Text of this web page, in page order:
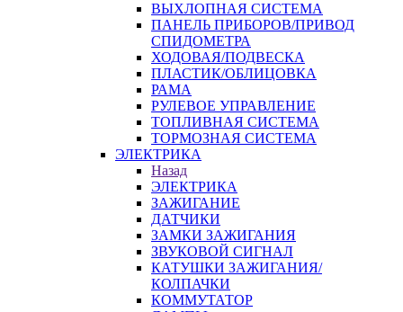
ВЫХЛОПНАЯ СИСТЕМА
ПАНЕЛЬ ПРИБОРОВ/ПРИВОД
СПИДОМЕТРА
ХОДОВАЯ/ПОДВЕСКА
ПЛАСТИК/ОБЛИЦОВКА
РАМА
РУЛЕВОЕ УПРАВЛЕНИЕ
ТОПЛИВНАЯ СИСТЕМА
ТОРМОЗНАЯ СИСТЕМА
ЭЛЕКТРИКА
Назад
ЭЛЕКТРИКА
ЗАЖИГАНИЕ
ДАТЧИКИ
ЗАМКИ ЗАЖИГАНИЯ
ЗВУКОВОЙ СИГНАЛ
КАТУШКИ ЗАЖИГАНИЯ/
КОЛПАЧКИ
КОММУТАТОР